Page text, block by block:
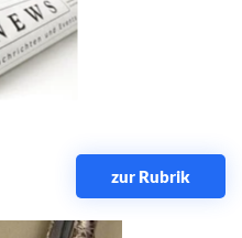
zur Rubrik